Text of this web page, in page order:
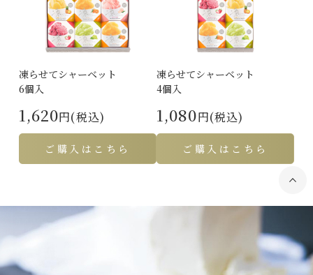
凍らせてシャーベット
6個入
1,620円(税込)
ご購入はこちら
凍らせてシャーベット
4個入
1,080円(税込)
ご購入はこちら